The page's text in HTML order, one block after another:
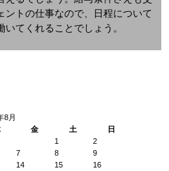
ントの仕事なので、日程について
てくれることでしょう。
8月
金 土
日
1
2
7 8
9
14 15
16